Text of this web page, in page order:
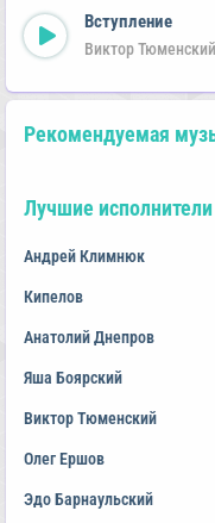
Вступление
Виктор Тюменский
Рекомендуемая
Лучшие исполнители
Андрей Климнюк
Кипелов
Анатолий Днепров
Яша Боярский
Виктор Тюменский
Олег Ершов
Эдо Барнаульский